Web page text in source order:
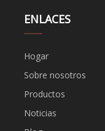
ENLACES
Hogar
Sobre nosotros
Productos
Noticias